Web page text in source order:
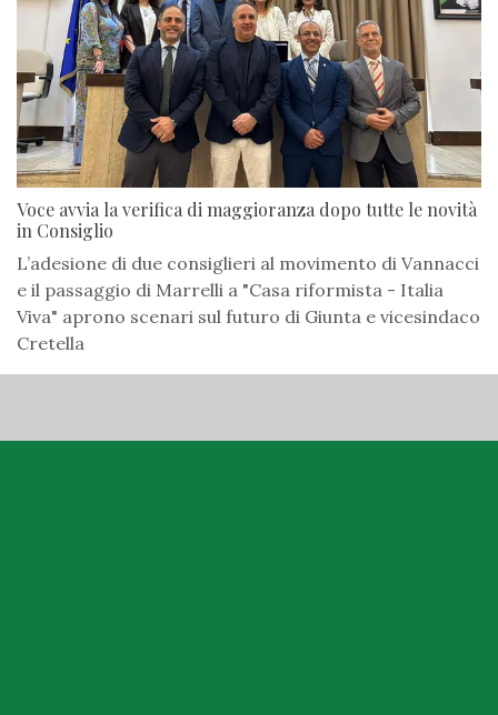
Voce avvia la verifica di maggioranza dopo tutte le novità
in Consiglio
L’adesione di due consiglieri al movimento di Vannacci
e il passaggio di Marrelli a "Casa riformista - Italia
Viva" aprono scenari sul futuro di Giunta e vicesindaco
Cretella